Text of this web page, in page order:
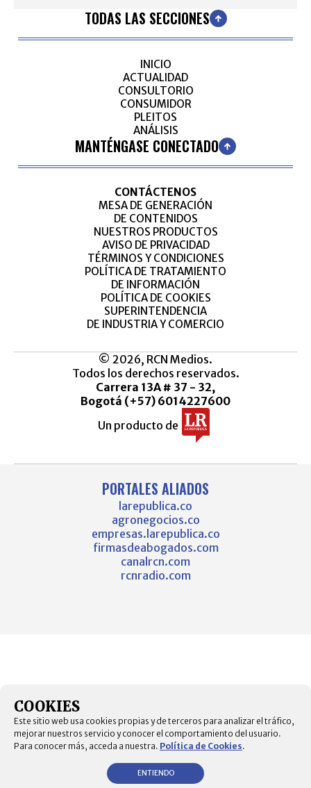
TODAS LAS SECCIONES
INICIO
ACTUALIDAD
CONSULTORIO
CONSUMIDOR
PLEITOS
ANÁLISIS
MANTÉNGASE CONECTADO
CONTÁCTENOS
MESA DE GENERACIÓN
DE CONTENIDOS
NUESTROS PRODUCTOS
AVISO DE PRIVACIDAD
TÉRMINOS Y CONDICIONES
POLÍTICA DE TRATAMIENTO
DE INFORMACIÓN
POLÍTICA DE COOKIES
SUPERINTENDENCIA
DE INDUSTRIA Y COMERCIO
© 2026, RCN Medios.
Todos los derechos reservados.
Carrera 13A # 37 - 32,
Bogotá (+57) 6014227600
Un producto de
PORTALES ALIADOS
larepublica.co
agronegocios.co
empresas.larepublica.co
firmasdeabogados.com
canalrcn.com
rcnradio.com
COOKIES
Este sitio web usa cookies propias y de terceros para analizar el tráfico,
mejorar nuestros servicio y conocer el comportamiento del usuario.
Para conocer más, acceda a nuestra. Política de Cookies.
ENTIENDO